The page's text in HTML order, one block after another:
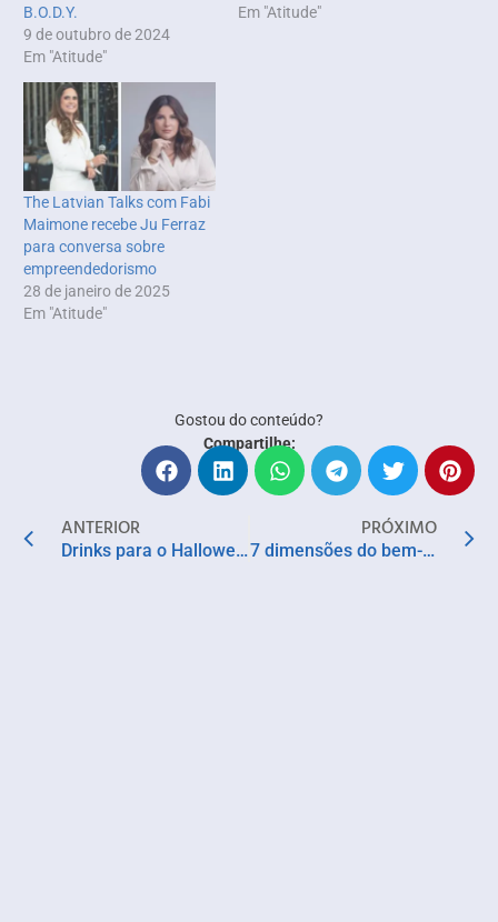
B.O.D.Y.
9 de outubro de 2024
Em "Atitude"
Em "Atitude"
The Latvian Talks com Fabi
Maimone recebe Ju Ferraz
para conversa sobre
empreendedorismo
28 de janeiro de 2025
Em "Atitude"
Gostou do conteúdo?
Compartilhe:
ANTERIOR
Drinks para o Halloween: aprenda coquetéis temáticos feitos com destilados
PRÓXIMO
7 dimensões do bem-estar para construir um ambiente de trabalho saudável